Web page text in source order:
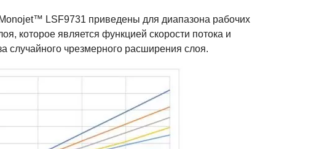
LSF9731 приведены для диапазона рабочих
которое является функцией скорости потока и
случайного чрезмерного расширения слоя.